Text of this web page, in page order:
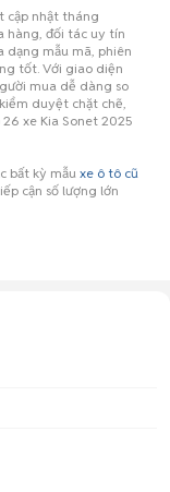
cập nhật tháng
hàng, đối tác uy tín
dạng mẫu mã, phiên
tốt. Với giao diện
mua dễ dàng so
duyệt chặt chẽ,
xe Kia Sonet 2025
bất kỳ mẫu xe ô tô cũ
cận số lượng lớn